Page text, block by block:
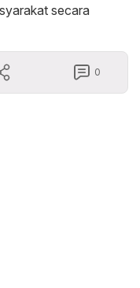
secara
0